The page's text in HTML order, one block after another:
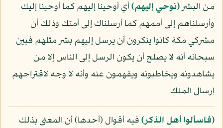
من البشر﴿نوحي إليهم﴾أي أوحينا إليهم كما أوحينا إليك
وأرسلناهم إلى أممهم كما أرسلناك إلى أمتك وذلك أن
مشركي مكة كانوا ينكرون أن يرسل إليهم بشر مثلهم فبين
سبحانه أنه لا يصلح أن يكون الرسل إلى الناس إلا من
يشاهدونه ويخاطبونه ويفهمون عنه وأنه لا وجه لاقتراحهم
إرسال الملك
﴿فاسألوا أهل الذكر﴾فيه أقوال (أحدها) أن المعنى بذلك